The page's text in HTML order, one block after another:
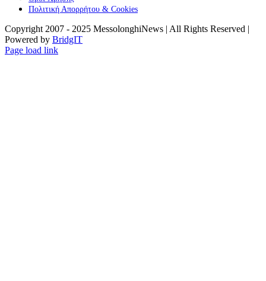
Πολιτική Απορρήτου & Cookies
Copyright 2007 - 2025 MessolonghiNews | All Rights Reserved |
Powered by BridgIT
YouTube
Facebook
Instagram
Page load link